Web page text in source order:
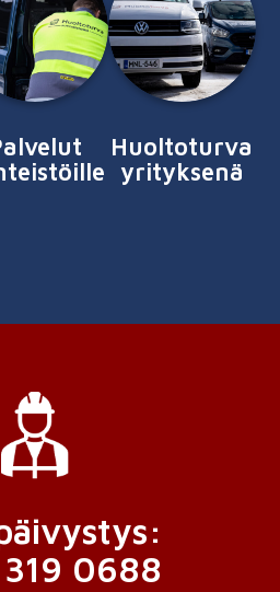
Huoltoturva
yrityksenä
0688